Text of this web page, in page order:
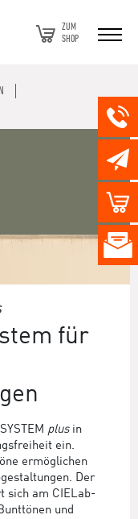
ZUM
SHOP
für
plusin
ein.
ermöglichen
Der
sich am CIELab-
und